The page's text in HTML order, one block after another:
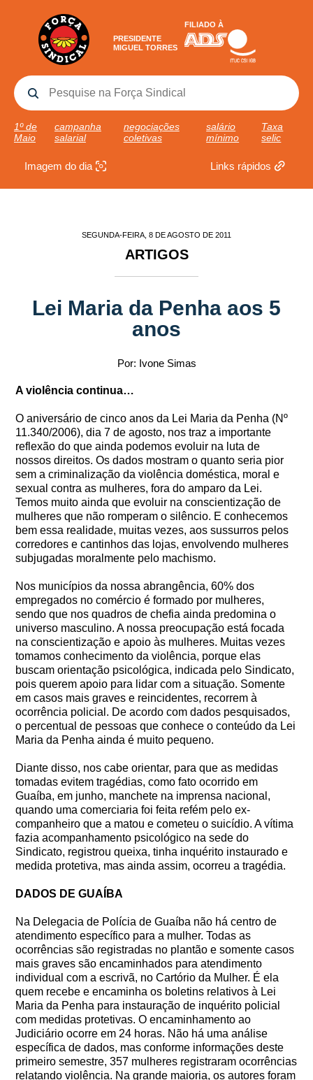
PRESIDENTE
MIGUEL TORRES
FILIADO À
1º de
Maio
campanha
salarial
negociações
coletivas
salário
mínimo
Taxa
selic
Imagem do dia Links rápidos
SEGUNDA-FEIRA, 8 DE AGOSTO DE 2011
ARTIGOS
Lei Maria da Penha aos 5
anos
Por: Ivone Simas
A violência continua…
O aniversário de cinco anos da Lei Maria da Penha (Nº
11.340/2006), dia 7 de agosto, nos traz a importante
reflexão do que ainda podemos evoluir na luta de
nossos direitos. Os dados mostram o quanto seria pior
sem a criminalização da violência doméstica, moral e
sexual contra as mulheres, fora do amparo da Lei.
Temos muito ainda que evoluir na conscientização de
mulheres que não romperam o silêncio. E conhecemos
bem essa realidade, muitas vezes, aos sussurros pelos
corredores e cantinhos das lojas, envolvendo mulheres
subjugadas moralmente pelo machismo.
Nos municípios da nossa abrangência, 60% dos
empregados no comércio é formado por mulheres,
sendo que nos quadros de chefia ainda predomina o
universo masculino. A nossa preocupação está focada
na conscientização e apoio às mulheres. Muitas vezes
tomamos conhecimento da violência, porque elas
buscam orientação psicológica, indicada pelo Sindicato,
pois querem apoio para lidar com a situação. Somente
em casos mais graves e reincidentes, recorrem à
ocorrência policial. De acordo com dados pesquisados,
o percentual de pessoas que conhece o conteúdo da Lei
Maria da Penha ainda é muito pequeno.
Diante disso, nos cabe orientar, para que as medidas
tomadas evitem tragédias, como fato ocorrido em
Guaíba, em junho, manchete na imprensa nacional,
quando uma comerciaria foi feita refém pelo ex-
companheiro que a matou e cometeu o suicídio. A vítima
fazia acompanhamento psicológico na sede do
Sindicato, registrou queixa, tinha inquérito instaurado e
medida protetiva, mas ainda assim, ocorreu a tragédia.
DADOS DE GUAÍBA
Na Delegacia de Polícia de Guaíba não há centro de
atendimento específico para a mulher. Todas as
ocorrências são registradas no plantão e somente casos
mais graves são encaminhados para atendimento
individual com a escrivã, no Cartório da Mulher. É ela
quem recebe e encaminha os boletins relativos à Lei
Maria da Penha para instauração de inquérito policial
com medidas protetivas. O encaminhamento ao
Judiciário ocorre em 24 horas. Não há uma análise
específica de dados, mas conforme informações deste
primeiro semestre, 357 mulheres registraram ocorrências
relatando violência. Na grande maioria, os autores foram